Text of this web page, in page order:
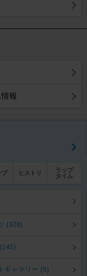
報
プ ヒストリ
ラップ
タイム
(328)
ギャラリー (5)